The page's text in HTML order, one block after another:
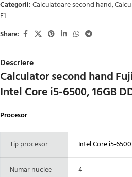
Categorii:Calculatoare second hand,
F1
Share:
Descriere
Calculator second hand
Intel Core i5-6500, 16GB
Procesor
Tip procesor Intel Core i5-6500
Numar nuclee 4